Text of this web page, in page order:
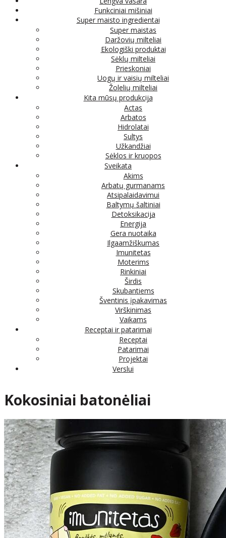
Funkciniai mišiniai
Super maisto ingredientai
Super maistas
Daržovių milteliai
Ekologiški produktai
Sėklų milteliai
Prieskoniai
Uogų ir vaisių milteliai
Žolelių milteliai
Kita mūsų produkcija
Actas
Arbatos
Hidrolatai
Sultys
Užkandžiai
Sėklos ir kruopos
Sveikata
Akims
Arbatų gurmanams
Atsipalaidavimui
Baltymų šaltiniai
Detoksikacija
Energija
Gera nuotaika
Ilgaamžiškumas
Imunitetas
Moterims
Rinkiniai
Širdis
Skubantiems
Šventinis įpakavimas
Virškinimas
Vaikams
Receptai ir patarimai
Receptai
Patarimai
Projektai
Verslui
Kokosiniai batonėliai